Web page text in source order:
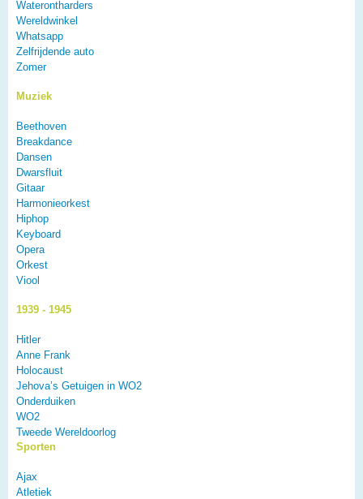
Waterontharders
Wereldwinkel
Whatsapp
Zelfrijdende auto
Zomer
Muziek
Beethoven
Breakdance
Dansen
Dwarsfluit
Gitaar
Harmonieorkest
Hiphop
Keyboard
Opera
Orkest
Viool
1939 - 1945
Hitler
Anne Frank
Holocaust
Jehova’s Getuigen in WO2
Onderduiken
WO2
Tweede Wereldoorlog
Sporten
Ajax
Atletiek